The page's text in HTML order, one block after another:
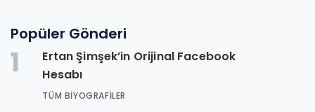
Popüler Gönderi
1
Ertan Şimşek’in Orijinal Facebook
Hesabı
TÜM BIYOGRAFILER